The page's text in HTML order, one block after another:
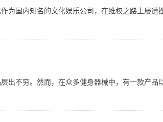
为国内知名的文化娱乐公司，在维权之路上屡遭
出不穷。然而，在众多健身器械中，有一款产品